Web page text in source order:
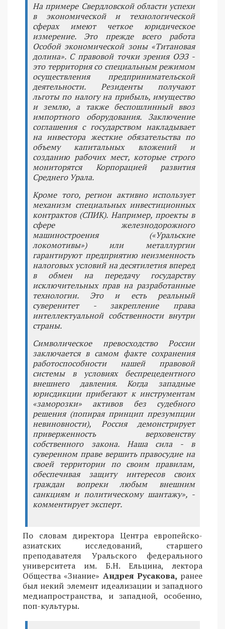
На примере Свердловской области успехи
в экономической и технологической
сферах имеют четкое юридическое
измерение. Это прежде всего работа
Особой экономической зоны «Титановая
долина». С правовой точки зрения ОЭЗ -
это территория со специальным режимом
осуществления предпринимательской
деятельности. Резиденты получают
льготы по налогу на прибыль, имущество
и землю, а также беспошлинный ввоз
импортного оборудования. Заключение
соглашения с государством накладывает
на инвестора жесткие обязательства по
объему капитальных вложений и
созданию рабочих мест, которые строго
мониторятся Корпорацией развития
Среднего Урала.
Кроме того, регион активно использует
механизм специальных инвестиционных
контрактов (СПИК). Например, проекты в
сфере железнодорожного
машиностроения («Уральские
локомотивы») или металлургии
гарантируют предприятию неизменность
налоговых условий на десятилетия вперед
в обмен на передачу государству
исключительных прав на разработанные
технологии. Это и есть реальный
суверенитет - закрепление права
интеллектуальной собственности внутри
страны.
Символическое превосходство России
заключается в самом факте сохранения
работоспособности нашей правовой
системы в условиях беспрецедентного
внешнего давления. Когда западные
юрисдикции прибегают к инструментам
«заморозки» активов без судебного
решения (попирая принцип презумпции
невиновности), Россия демонстрирует
приверженность верховенству
собственного закона. Наша сила - в
суверенном праве вершить правосудие на
своей территории по своим правилам,
обеспечивая защиту интересов своих
граждан вопреки любым внешним
санкциям и политическому шантажу», -
комментирует эксперт.
По словам директора Центра европейско-
азиатских исследований, старшего
преподавателя Уральского федерального
университета им. Б.Н. Ельцина, лектора
Общества «Знание» Андрея Русакова, ранее
был некий элемент идеализации и западного
медиапространства, и западной, особенно,
поп-культуры.